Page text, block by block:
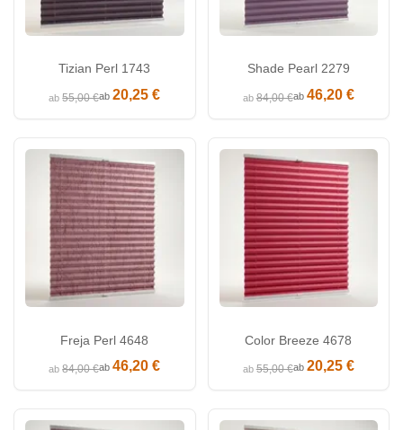
Tizian Perl 1743
ab55,00 €ab20,25 €
Shade Pearl 2279
ab84,00 €ab 46,20 €
Freja Perl 4648
ab84,00 €ab46,20 €
Color Breeze 4678
ab55,00 €ab 20,25 €